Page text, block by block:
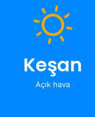
Keşan
Açık hava